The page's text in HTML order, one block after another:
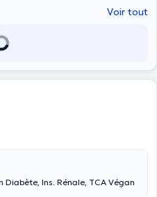
Voir tout
Diététique générale, Trajet de soin Diabète, Ins. Rénale, TCA Végan